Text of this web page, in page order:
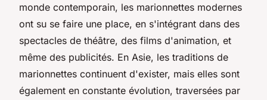
monde contemporain, les marionnettes modernes
ont su se faire une place, en s'intégrant dans des
spectacles de théâtre, des films d'animation, et
même des publicités. En Asie, les traditions de
marionnettes continuent d'exister, mais elles sont
également en constante évolution, traversées par